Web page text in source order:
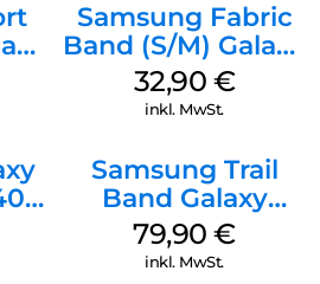
Samsung Fabric
Band (S/M) Galaxy
Watch8/Watch8
Classic Red
32,90 €
inkl. MwSt.
Samsung Trail
Band Galaxy
Watch Ultra
Orange
79,90€
inkl. MwSt.